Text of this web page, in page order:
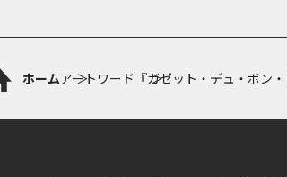
ホームアートワード 『ガゼット・デュ・ボン・